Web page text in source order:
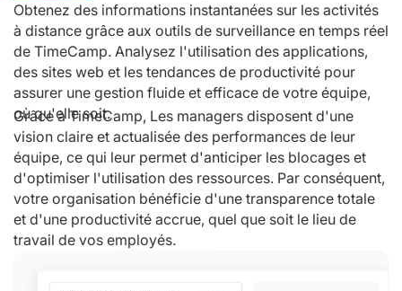
Obtenez des informations instantanées sur les activités
à distance grâce aux outils de surveillance en temps réel
de TimeCamp. Analysez l'utilisation des applications,
des sites web et les tendances de productivité pour
assurer une gestion fluide et efficace de votre équipe,
où qu'elle soit.
Grâce à TimeCamp, Les managers disposent d'une
vision claire et actualisée des performances de leur
équipe, ce qui leur permet d'anticiper les blocages et
d'optimiser l'utilisation des ressources. Par conséquent,
votre organisation bénéficie d'une transparence totale
et d'une productivité accrue, quel que soit le lieu de
travail de vos employés.